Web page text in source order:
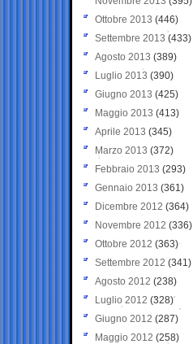
Ottobre 2013 (446)
Settembre 2013 (433)
Agosto 2013 (389)
Luglio 2013 (390)
Giugno 2013 (425)
Maggio 2013 (413)
Aprile 2013 (345)
Marzo 2013 (372)
Febbraio 2013 (293)
Gennaio 2013 (361)
Dicembre 2012 (364)
Novembre 2012 (336)
Ottobre 2012 (363)
Settembre 2012 (341)
Agosto 2012 (238)
Luglio 2012 (328)
Giugno 2012 (287)
Maggio 2012 (258)